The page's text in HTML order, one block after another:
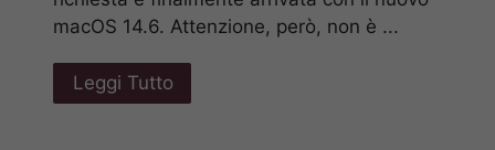
macOS 14.6. Attenzione, però, non è ...
Leggi Tutto